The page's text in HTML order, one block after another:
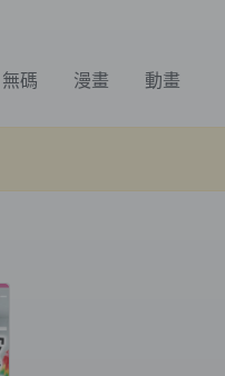
無碼 漫畫 動畫